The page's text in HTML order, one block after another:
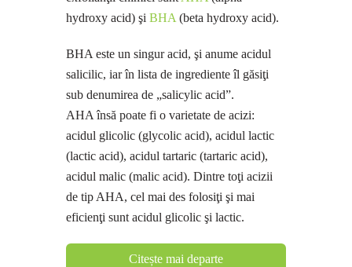
hydroxy acid) şi BHA (beta hydroxy acid).
BHA este un singur acid, şi anume acidul
salicilic, iar în lista de ingrediente îl găsiţi
sub denumirea de „salicylic acid”.
AHA însă poate fi o varietate de acizi:
acidul glicolic (glycolic acid), acidul lactic
(lactic acid), acidul tartaric (tartaric acid),
acidul malic (malic acid). Dintre toţi acizii
de tip AHA, cel mai des folosiţi şi mai
eficienţi sunt acidul glicolic şi lactic.
Citește mai departe